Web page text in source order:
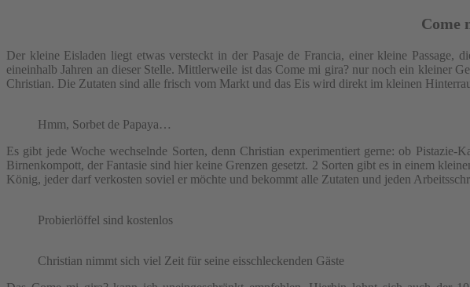
Come
Der kleine Eisladen liegt etwas versteckt in der Pasaje de Francia, einer kleine
eineinhalb Jahren an dieser Stelle. Mittlerweile ist das Come mi gira? nur noch ein kleiner
Christian. Die Zutaten sind alle frisch vom Markt und das Eis wird direkt im kleinen
Hmm, Sorbet de Papaya…
Es gibt jede Woche wechselnde Sorten, denn Christian experimentiert gerne: ob
Birnenkompott, der Fantasie sind hier keine Grenzen gesetzt. 2 Sorten gibt es in einem
König, jeder darf verkosten soviel er möchte und bekommt alle Zutaten und jeden
Probierlöffel sind kostenlos
Christian nimmt sich viel Zeit für seine eisschleckenden Gäste